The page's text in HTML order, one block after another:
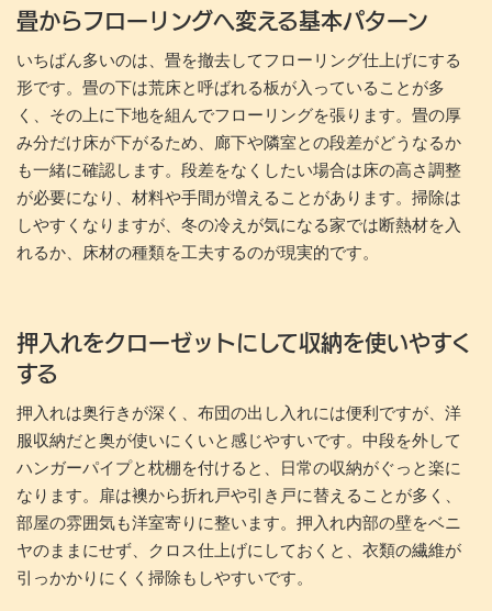
畳からフローリングへ変える基本パターン
いちばん多いのは、畳を撤去してフローリング仕上げにする
形です。畳の下は荒床と呼ばれる板が入っていることが多
く、その上に下地を組んでフローリングを張ります。畳の厚
み分だけ床が下がるため、廊下や隣室との段差がどうなるか
も一緒に確認します。段差をなくしたい場合は床の高さ調整
が必要になり、材料や手間が増えることがあります。掃除は
しやすくなりますが、冬の冷えが気になる家では断熱材を入
れるか、床材の種類を工夫するのが現実的です。
押入れをクローゼットにして収納を使いやすく
する
押入れは奥行きが深く、布団の出し入れには便利ですが、洋
服収納だと奥が使いにくいと感じやすいです。中段を外して
ハンガーパイプと枕棚を付けると、日常の収納がぐっと楽に
なります。扉は襖から折れ戸や引き戸に替えることが多く、
部屋の雰囲気も洋室寄りに整います。押入れ内部の壁をベニ
ヤのままにせず、クロス仕上げにしておくと、衣類の繊維が
引っかかりにくく掃除もしやすいです。